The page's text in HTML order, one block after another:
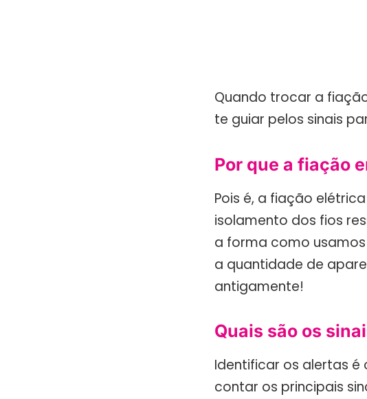
Quando trocar a
te guiar pelos sinais
Por que a fiação
Pois é, a fiação
isolamento dos fios
a forma como
a quantidade de
antigamente!
Quais são os
Identificar os alertas é
contar os principais